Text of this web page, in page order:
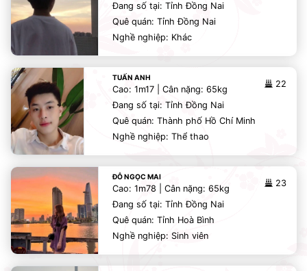
Đang số tại: Tỉnh Đồng Nai
Quê quán: Tỉnh Đồng Nai
Nghề nghiệp: Khác
TUẤN ANH
22
Cao: 1m17 | Cân nặng: 65kg
Đang số tại: Tỉnh Đồng Nai
Quê quán: Thành phố Hồ Chí Minh
Nghề nghiệp: Thể thao
ĐỖ NGỌC MAI
23
Cao: 1m78 | Cân nặng: 65kg
Đang số tại: Tỉnh Đồng Nai
Quê quán: Tỉnh Hoà Bình
Nghề nghiệp: Sinh viên